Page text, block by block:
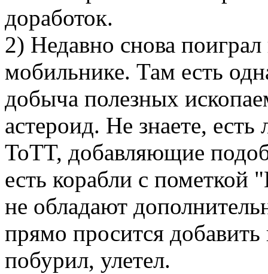
доработок.
2) Недавно снова
мобильнике. Там есть
добыча полезных
астероид. Не знаете,
ToTT, добавляющие
есть корабли с
не обладают
прямо просится
побурил, улетел.